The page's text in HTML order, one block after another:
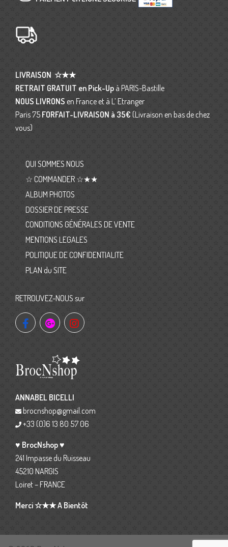
LIVRAISON ☆★★
RETRAIT GRATUIT en Pick-Up à PARIS-Bastille
NOUS LIVRONS en France et à L’ Etranger
Paris 75 FORFAIT-LIVRAISON à 35€ (Livraison en bas de chez
vous)
QUI SOMMES NOUS
☆ COMMANDER ☆★★
ALBUM PHOTOS
DOSSIER DE PRESSE
CONDITIONS GÉNÉRALES DE VENTE
MENTIONS LEGALES
POLITIQUE DE CONFIDENTIALITE
PLAN du SITE
RETROUVEZ-NOUS sur
ANNABEL BICELLI
brocnshop@gmail.com
+33 (0)6 13 80 57 06
♥ BrocNshop ♥
241 Impasse du Ruisseau
45210 NARGIS
Loiret – FRANCE
Merci ☆★★ A Bientôt